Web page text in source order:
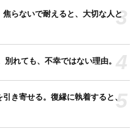
らないで耐えると、大切な人と3
れても、不幸ではない理由。 4
き寄せる。復縁に執着すると、5